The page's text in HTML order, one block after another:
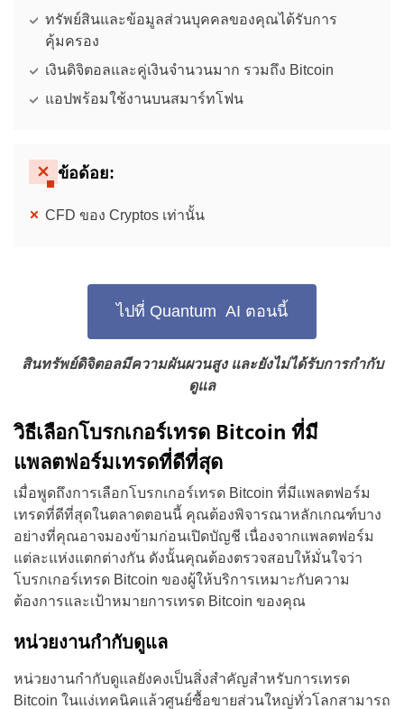
ทรัพย์สินและข้อมูลส่วนบุคคลของคุณได้รับการ
คุ้มครอง
เงินดิจิตอลและคู่เงินจำนวนมาก รวมถึง Bitcoin
แอปพร้อมใช้งานบนสมาร์ทโฟน
ข้อด้อย:
CFD ของ Cryptos เท่านั้น
ไปที่ Quantum AI ตอนนี้
สินทรัพย์ดิจิตอลมีความผันผวนสูง และยังไม่ได้รับการกำกับ
ดูแล
วิธีเลือกโบรกเกอร์เทรด Bitcoin ที่มี
แพลตฟอร์มเทรดที่ดีที่สุด
เมื่อพูดถึงการเลือกโบรกเกอร์เทรด Bitcoin ที่มีแพลตฟอร์ม
เทรดที่ดีที่สุดในตลาดตอนนี้ คุณต้องพิจารณาหลักเกณฑ์บาง
อย่างที่คุณอาจมองข้ามก่อนเปิดบัญชี เนื่องจากแพลตฟอร์ม
แต่ละแห่งแตกต่างกัน ดังนั้นคุณต้องตรวจสอบให้มั่นใจว่า
โบรกเกอร์เทรด Bitcoin ของผู้ให้บริการเหมาะกับความ
ต้องการและเป้าหมายการเทรด Bitcoin ของคุณ
หน่วยงานกำกับดูแล
หน่วยงานกำกับดูแลยังคงเป็นสิ่งสำคัญสำหรับการเทรด
Bitcoin ในแง่เทคนิคแล้วศูนย์ซื้อขายส่วนใหญ่ทั่วโลกสามารถ